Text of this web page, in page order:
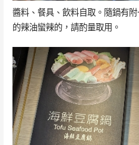
醬料、餐具、飲料自取。隨鍋有
的辣油蠻辣的，請酌量取用。